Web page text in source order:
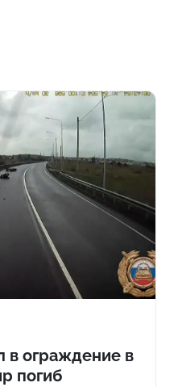
в ограждение в
погиб